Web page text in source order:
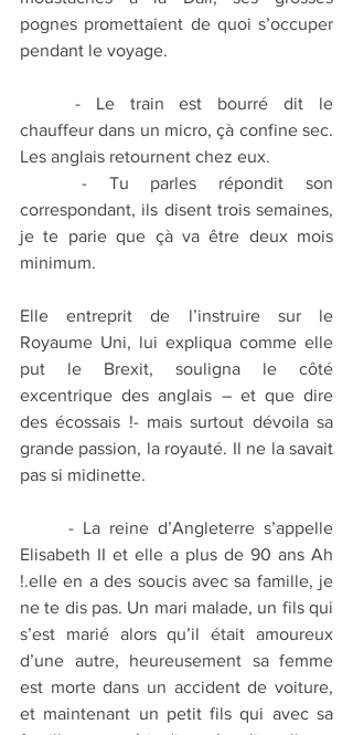
pognes promettaient de quoi s’occuper
pendant le voyage.
chauffeur dans un micro, çà confine sec.
Les anglais retournent chez eux.
correspondant, ils disent trois semaines,
je te parie que çà va être deux mois
minimum.
Elle entreprit de l’instruire sur le
Royaume Uni, lui expliqua comme elle
put le Brexit, souligna le côté
excentrique des anglais – et que dire
des écossais !- mais surtout dévoila sa
grande passion, la royauté. Il ne la savait
pas si midinette.
Elisabeth II et elle a plus de 90 ans Ah
!.elle en a des soucis avec sa famille, je
ne te dis pas. Un mari malade, un fils qui
s’est marié alors qu’il était amoureux
d’une autre, heureusement sa femme
est morte dans un accident de voiture,
et maintenant un petit fils qui avec sa